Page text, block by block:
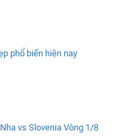
phổ biến hiện nay
vs Slovenia Vòng 1/8